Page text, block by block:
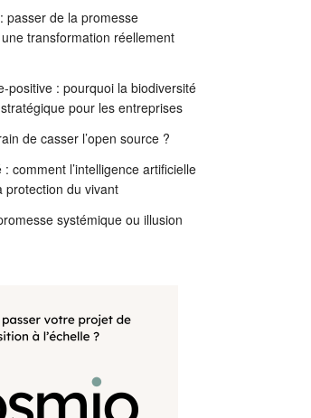
passer de la promesse
transformation réellement
positive : pourquoi la biodiversité
pour les entreprises
de casser l’open source ?
comment l’intelligence artificielle
protection du vivant
systémique ou illusion